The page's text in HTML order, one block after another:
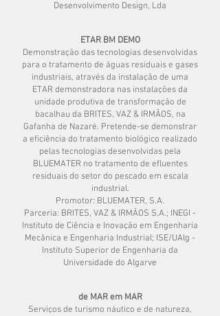
Desenvolvimento Design, Lda
ETAR BM DEMO
Demonstração das tecnologias desenvolvidas
para o tratamento de águas residuais e gases
industriais, através da instalação de uma
ETAR demonstradora nas instalações da
unidade produtiva de transformação de
bacalhau da BRITES, VAZ & IRMÃOS, na
Gafanha de Nazaré. Pretende-se demonstrar
a eficiência do tratamento biológico realizado
pelas tecnologias desenvolvidas pela
BLUEMATER no tratamento de efluentes
residuais do setor do pescado em escala
industrial.
Promotor: BLUEMATER, S.A.
Parceria: BRITES, VAZ & IRMÃOS S.A.; INEGI -
Instituto de Ciência e Inovação em Engenharia
Mecânica e Engenharia Industrial; ISE/UAlg -
Instituto Superior de Engenharia da
Universidade do Algarve
de MAR em MAR
Serviços de turismo náutico e de natureza,